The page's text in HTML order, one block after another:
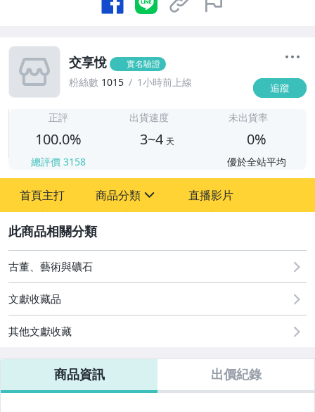
交享悅 實名驗證
粉絲數 1015 1小時前上線 追蹤
正評
100.0%
總評價 3158
出貨速度
3~4 天
未出貨率
0%
優於全站平均
首頁主打 商品分類
古董、藝術與礦石
偶像、球員卡與郵幣
直播影片
古董、藝術與礦石
文獻收藏品
其他文獻收藏
商品資訊 出價紀錄